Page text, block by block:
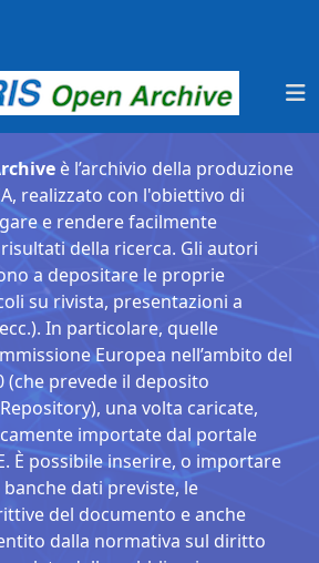
è l’archivio della produzione
realizzato con l'obiettivo di
e rendere facilmente
della ricerca. Gli autori
a depositare le proprie
su rivista, presentazioni a
In particolare, quelle
Europea nell’ambito del
(che prevede il deposito
una volta caricate,
importate dal portale
È possibile inserire, o importare
dati previste, le
del documento e anche
dalla normativa sul diritto